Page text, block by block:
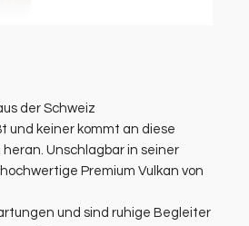
der Schweiz
und keiner kommt an diese
Unschlagbar in seiner
Premium Vulkan von
und sind ruhige Begleiter